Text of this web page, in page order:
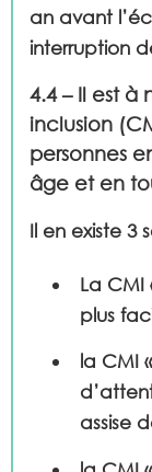
an avant
interruption
4.4 – Il est
inclusion
personnes
âge et en
Il en existe 3
La CMI
plus
la CMI «
assise